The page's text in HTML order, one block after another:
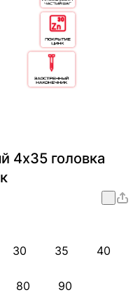
4х35 головка
30 35 40
80 90